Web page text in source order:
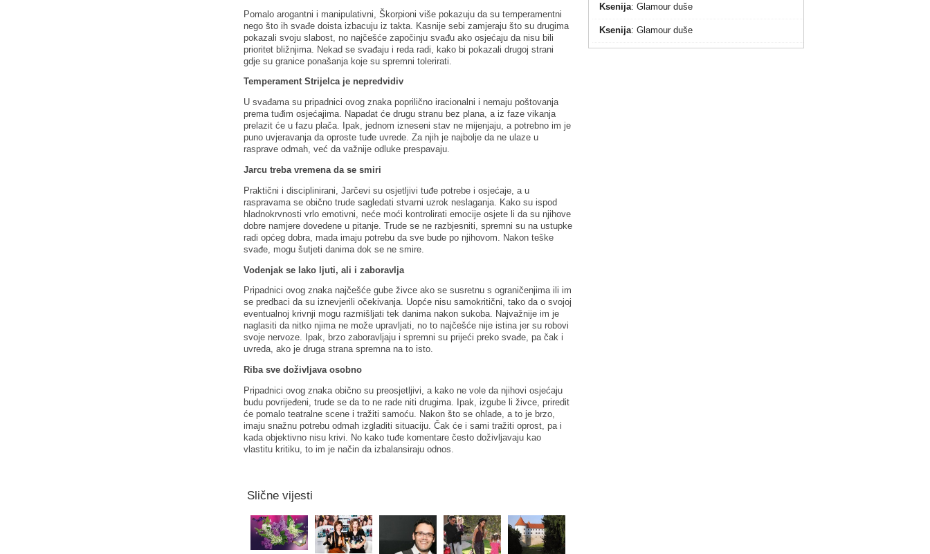
Pomalo arogantni i manipulativni, Škorpioni više pokazuju da su temperamentni
nego što ih svađe doista izbacuju iz takta. Kasnije sebi zamjeraju što su drugima
pokazali svoju slabost, no najčešće započinju svađu ako osjećaju da nisu bili
prioritet bližnjima. Nekad se svađaju i reda radi, kako bi pokazali drugoj strani
gdje su granice ponašanja koje su spremni tolerirati.
Temperament Strijelca je nepredvidiv
U svađama su pripadnici ovog znaka poprilično iracionalni i nemaju poštovanja
prema tuđim osjećajima. Napadat će drugu stranu bez plana, a iz faze vikanja
prelazit će u fazu plača. Ipak, jednom izneseni stav ne mijenjaju, a potrebno im je
puno uvjeravanja da oproste tuđe uvrede. Za njih je najbolje da ne ulaze u
rasprave odmah, već da važnije odluke prespavaju.
Jarcu treba vremena da se smiri
Praktični i disciplinirani, Jarčevi su osjetljivi tuđe potrebe i osjećaje, a u
raspravama se obično trude sagledati stvarni uzrok neslaganja. Kako su ispod
hladnokrvnosti vrlo emotivni, neće moći kontrolirati emocije osjete li da su njihove
dobre namjere dovedene u pitanje. Trude se ne razbjesniti, spremni su na ustupke
radi općeg dobra, mada imaju potrebu da sve bude po njihovom. Nakon teške
svađe, mogu šutjeti danima dok se ne smire.
Vodenjak se lako ljuti, ali i zaboravlja
Pripadnici ovog znaka najčešće gube živce ako se susretnu s ograničenjima ili im
se predbaci da su iznevjerili očekivanja. Uopće nisu samokritični, tako da o svojoj
eventualnoj krivnji mogu razmišljati tek danima nakon sukoba. Najvažnije im je
naglasiti da nitko njima ne može upravljati, no to najčešće nije istina jer su robovi
svoje nervoze. Ipak, brzo zaboravljaju i spremni su prijeći preko svađe, pa čak i
uvreda, ako je druga strana spremna na to isto.
Riba sve doživljava osobno
Pripadnici ovog znaka obično su preosjetljivi, a kako ne vole da njihovi osjećaju
budu povrijeđeni, trude se da to ne rade niti drugima. Ipak, izgube li živce, priredit
će pomalo teatralne scene i tražiti samoću. Nakon što se ohlade, a to je brzo,
imaju snažnu potrebu odmah izgladiti situaciju. Čak će i sami tražiti oprost, pa i
kada objektivno nisu krivi. No kako tuđe komentare često doživljavaju kao
vlastitu kritiku, to im je način da izbalansiraju odnos.
Slične vijesti
Ksenija: Glamour duše
Ksenija: Glamour duše